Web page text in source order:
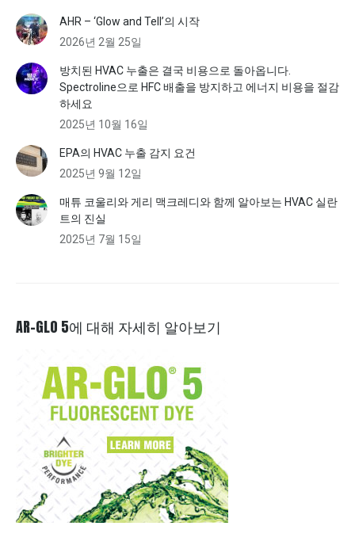
AHR – ‘Glow and Tell’의 시작
2026년 2월 25일
방치된 HVAC 누출은 결국 비용으로 돌아옵니다.
Spectroline으로 HFC 배출을 방지하고 에너지 비용을 절감
하세요
2025년 10월 16일
EPA의 HVAC 누출 감지 요건
2025년 9월 12일
매튜 코울리와 게리 맥크레디와 함께 알아보는 HVAC 실란
트의 진실
2025년 7월 15일
AR-GLO 5에 대해 자세히 알아보기